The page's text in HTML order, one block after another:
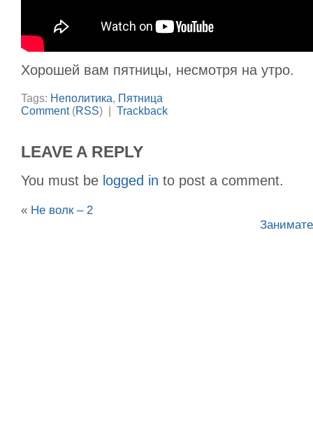
Хорошей вам пятницы, несмотря на утро.
Tags: Неполитика, Пятница
Comment(RSS) | Trackback
LEAVE A REPLY
You must be logged in to post a comment.
« Не волк – 2